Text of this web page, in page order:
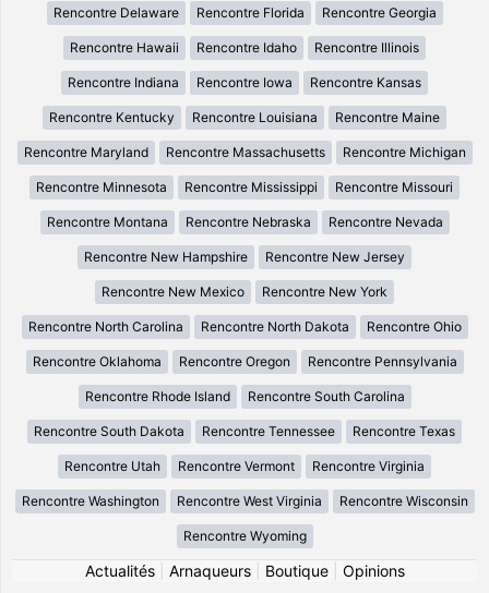
Rencontre Delaware Rencontre Florida Rencontre Georgia
Rencontre Hawaii Rencontre Idaho Rencontre Illinois
Rencontre Indiana Rencontre Iowa Rencontre Kansas
Rencontre Kentucky Rencontre Louisiana Rencontre Maine
Rencontre Maryland Rencontre Massachusetts Rencontre Michigan
Rencontre Minnesota Rencontre Mississippi Rencontre Missouri
Rencontre Montana Rencontre Nebraska Rencontre Nevada
Rencontre New Hampshire Rencontre New Jersey
Rencontre New Mexico Rencontre New York
Rencontre North Carolina Rencontre North Dakota Rencontre Ohio
Rencontre Oklahoma Rencontre Oregon Rencontre Pennsylvania
Rencontre Rhode Island Rencontre South Carolina
Rencontre South Dakota Rencontre Tennessee Rencontre Texas
Rencontre Utah Rencontre Vermont Rencontre Virginia
Rencontre Washington Rencontre West Virginia Rencontre Wisconsin
Rencontre Wyoming
Actualités| Arnaqueurs| Boutique| Opinions